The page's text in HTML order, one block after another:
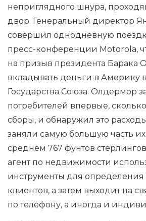
неприглядного шнура,
двор. Генеральный директор
совершил однодневную
пресс-конференции Motorola,
на призыв президента Барака
вкладывать деньги в Америку
Государства Союза. Олдермор
потребителей впервые,
сборы, и обнаружил это
заняли самую большую часть
среднем 767 фунтов
агент по недвижимости
инструменты для
клиентов, а затем выходит на
по телефону, а иногда и